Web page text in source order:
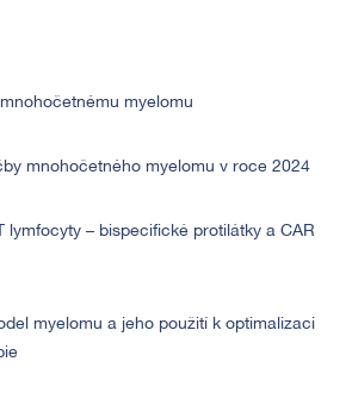
myelomu
mnohočetného myelomu v roce 2024
lymfocyty – bispecifické protilátky a CAR
myelomu a jeho použití k optimalizaci